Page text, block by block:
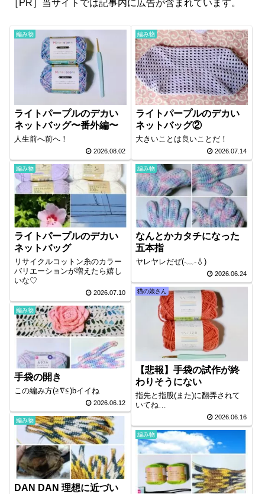
［PR］当サイトでは記事内に広告が含まれています。
編み物
ライトパープルのデカい
ネットバッグ〜番外編〜
人生前へ前へ！
2026.08.02
編み物
ライトパープルのデカい
ネットバッグ②
大きいことは良いことだ！
2026.07.14
編み物
ライトパープルのデカい
ネットバッグ
リサイクルコットン糸のカラー
バリエーションが増えたら嬉し
いな♡
2026.07.10
編み物
なんとかカタチになった
五本指
ヤレヤレだぜ(-﹏-💧)
2026.06.24
猫の娘さん
【悲報】手袋の試作が終
わりそうにない
指先と指股(また)に翻弄されて
いてね…
2026.06.16
編み物
手袋の開き
この編み方(≧∇≦)bイイね
2026.06.12
編み物
DAN DAN 理想に近づい
編み物